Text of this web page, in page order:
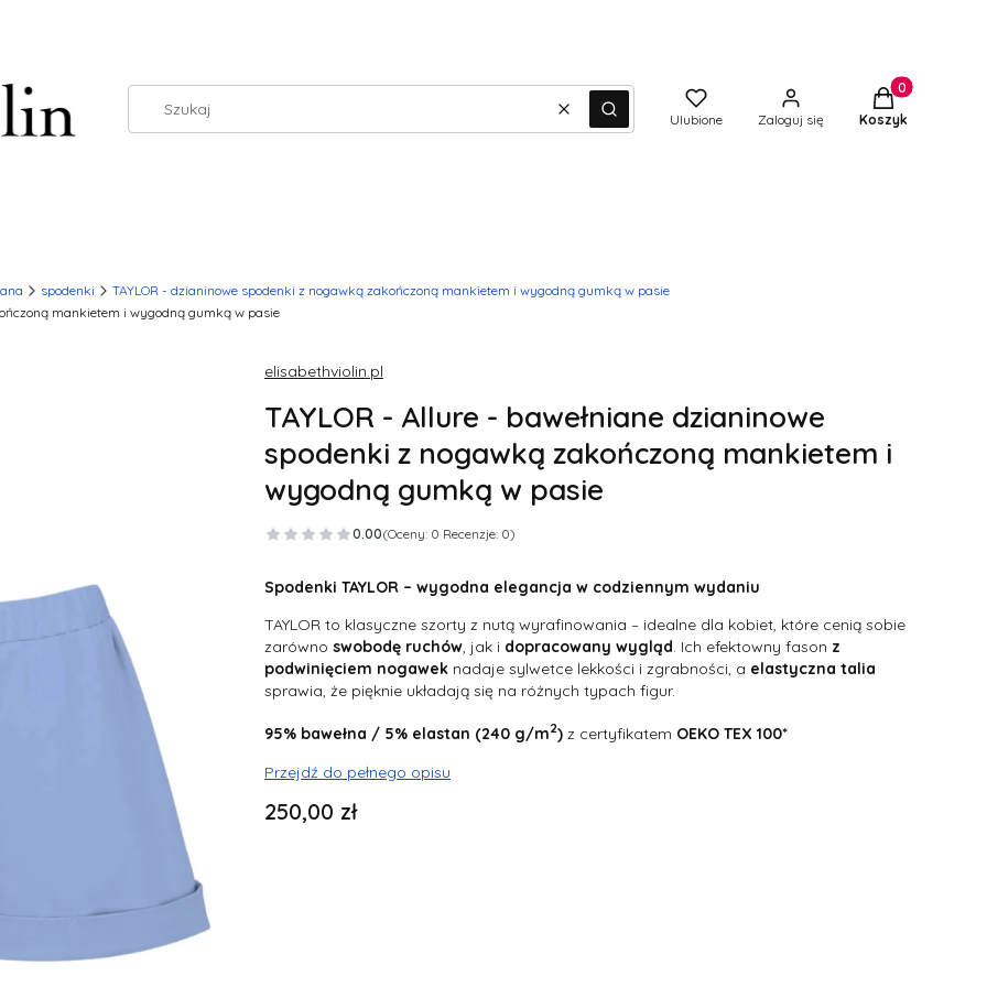
WyczyśćSzukaj Ulubione Zaloguj się
Produkty w
Koszyk
spodenki
TAYLOR - dzianinowe spodenki z nogawką zakończoną mankietem i wygodną gumką w pasie
mankietem i wygodną gumką w pasie
elisabethviolin.pl
TAYLOR - Allure - bawełniane dzianinowe
spodenki z nogawką zakończoną mankietem i
wygodną gumką w pasie
0.00(Oceny: 0 Recenzje: 0)
Spodenki TAYLOR – wygodna elegancja w codziennym wydaniu
TAYLOR to klasyczne szorty z nutą wyrafinowania – idealne dla kobiet, które cenią sobie
zarówno swobodę ruchów, jak i dopracowany wygląd. Ich efektowny fason z
podwinięciem nogawek nadaje sylwetce lekkości i zgrabności, a elastyczna talia
sprawia, że pięknie układają się na różnych typach figur.
95% bawełna / 5% elastan (240 g/m2) z certyfikatem OEKO TEX 100*
Przejdź do pełnego opisu
Cena
250,00 zł